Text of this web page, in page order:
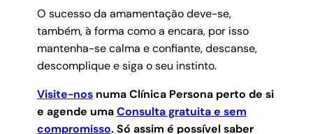
O sucesso da amamentação deve-se,
também, à forma como a encara, por isso
mantenha-se calma e confiante, descanse,
descomplique e siga o seu instinto.
Visite-nosnuma Clínica Persona perto de si
e agende umaConsulta gratuita e sem
compromisso. Só assim é possível saber